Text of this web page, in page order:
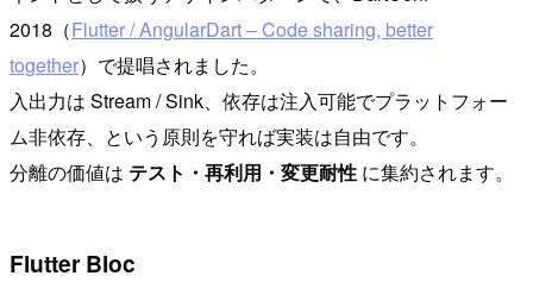
2018（Flutter / AngularDart – Code sharing, better
together）で提唱されました。
入出力は Stream / Sink、依存は注入可能でプラットフォー
ム非依存、という原則を守れば実装は自由です。
分離の価値は テスト・再利用・変更耐性 に集約されます。
Flutter Bloc